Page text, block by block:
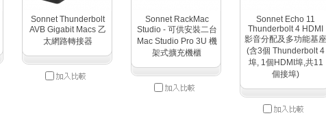
Sonnet Thunderbolt
AVB Gigabit Macs 乙
太網路轉接器
Sonnet RackMac
Studio - 可供安裝二台
Mac Studio Pro 3U 機
架式擴充機櫃
Sonnet Echo 11
Thunderbolt 4 HDMI
影音分配及多功能基座
(含3個 Thunderbolt 4
埠, 1個HDMI埠,共11
個接埠)